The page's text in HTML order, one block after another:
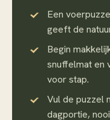
Een
geeft de
Begin
snuffelmat en
voor stap.
Vul de puzzel
dagportie,